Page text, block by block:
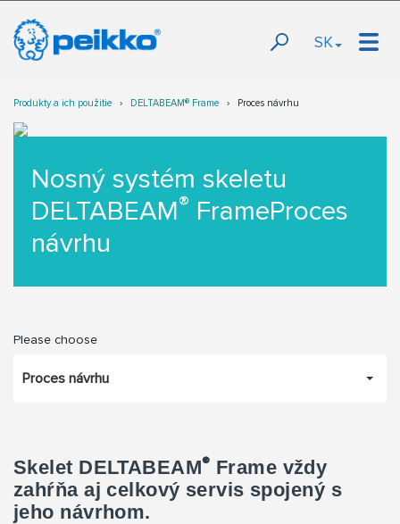
SK
Produkty a ich použitie DELTABEAM® Frame Proces návrhu
Nosný systém skeletu
DELTABEAM® FrameProces
návrhu
Please choose
Proces návrhu
Skelet DELTABEAM® Frame vždy
zahŕňa aj celkový servis spojený s
jeho návrhom.